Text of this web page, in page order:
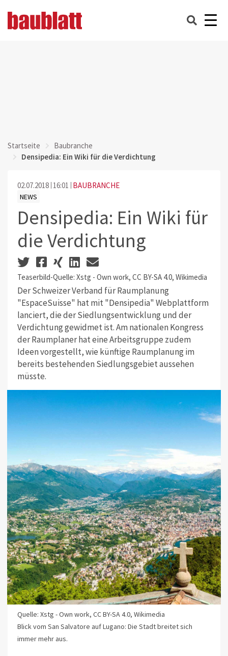
Startseite
Baubranche
Densipedia: Ein Wiki für die Verdichtung
02.07.2018 16:01 BAUBRANCHE
NEWS
Densipedia: Ein Wiki für
die Verdichtung
Teaserbild-Quelle: Xstg - Own work, CC BY-SA 4.0, Wikimedia
Der Schweizer Verband für Raumplanung
"EspaceSuisse" hat mit "Densipedia" Webplattform
lanciert, die der Siedlungsentwicklung und der
Verdichtung gewidmet ist. Am nationalen Kongress
der Raumplaner hat eine Arbeitsgruppe zudem
Ideen vorgestellt, wie künftige Raumplanung im
bereits bestehenden Siedlungsgebiet aussehen
müsste.
Quelle: Xstg - Own work, CC BY-SA 4.0, Wikimedia
Blick vom San Salvatore auf Lugano: Die Stadt breitet sich
immer mehr aus.